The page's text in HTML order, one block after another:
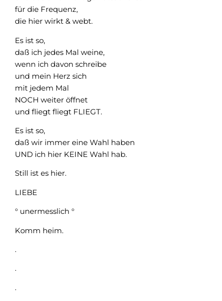
für die Frequenz,
die hier wirkt & webt.
Es ist so,
daß ich jedes Mal weine,
wenn ich davon schreibe
und mein Herz sich
mit jedem Mal
NOCH weiter öffnet
und fliegt fliegt FLIEGT.
Es ist so,
daß wir immer eine Wahl haben
UND ich hier KEINE Wahl hab.
Still ist es hier.
LIEBE
° unermesslich °
Komm heim.
.
.
.